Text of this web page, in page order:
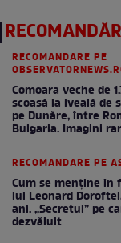
RECOMANDARE PE
Comoara veche de
scoasă la iveală de
pe Dunăre, între
Bulgaria. Imagini
RECOMANDARE PE
Cum se menţine în
lui Leonard
ani. „Secretul” pe
dezvăluit